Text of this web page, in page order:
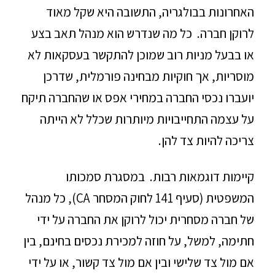
האחרונות בבולגריה, התשובה היא שקל מאוד
לרוקן חברה. כל מה שנדרש הוא מנהל תאב בצע
או בבעל מניות רוב שמוכן להתקשר בעסקאות לא
מוסריות, אך חוקיות מבחינה פורמלית, שדרכן
יועברו נכסי החברה במחירי אפס או שהחברה תיקח
על עצמה התחייבויות מיותרות שכלל לא הייתה
צריכה להיות צד להן.
קיימות דוגמאות רבות. במסגרת סמכותו
המשפטית (סעיף 141 לחוק המסחר CA), כל מנהל
של חברה מסחרית יכול לרוקן את החברה על ידי
חתימה, למשל, על חוזה למכירת נכסים בחינם, בין
אם מול צד שלישי ובין אם מול צד קשור, או על ידי